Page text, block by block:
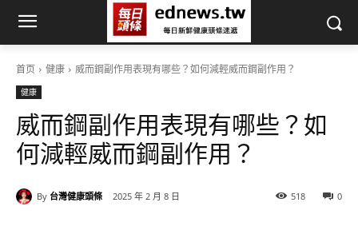
首页 健康 威而鋼副作用表現有哪些？如何減輕威而鋼副作用？
健康
威而鋼副作用表現有哪些？如
何減輕威而鋼副作用？
By 台灣健康頭條 2025 年 2 月 8 日 0
518